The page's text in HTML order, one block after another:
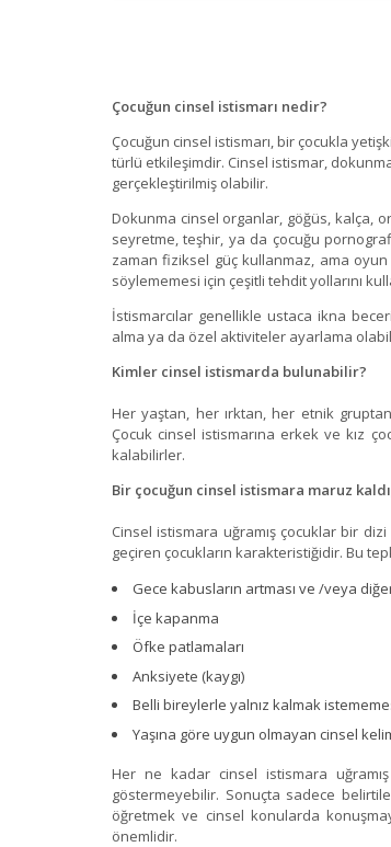
Çocuğun cinsel istismarı nedir?
Çocuğun cinsel istismarı, bir çocukla
türlü etkileşimdir. Cinsel istismar,
gerçekleştirilmiş olabilir.
Dokunma cinsel organlar, göğüs, kalça,
seyretme, teşhir, ya da çocuğu
zaman fiziksel güç kullanmaz, ama
söylememesi için çeşitli tehdit yollarını
İstismarcılar genellikle ustaca ikna
alma ya da özel aktiviteler ayarlama
Kimler cinsel istismarda bulunabilir?
Her yaştan, her ırktan, her etnik
Çocuk cinsel istismarına erkek ve kız
kalabilirler.
Bir çocuğun cinsel istismara maruz
Cinsel istismara uğramış çocuklar bir
geçiren çocukların karakteristiğidir. Bu
Gece kabusların artması ve /veya
İçe kapanma
Öfke patlamaları
Anksiyete (kaygı)
Belli bireylerle yalnız kalmak
Yaşına göre uygun olmayan cinsel
Her ne kadar cinsel istismara
göstermeyebilir. Sonuçta sadece
öğretmek ve cinsel konularda
önemlidir.